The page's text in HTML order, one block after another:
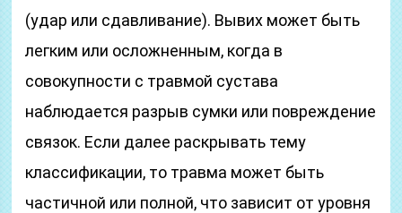
(удар или сдавливание). Вывих может быть
легким или осложненным, когда в
совокупности с травмой сустава
наблюдается разрыв сумки или повреждение
связок. Если далее раскрывать тему
классификации, то травма может быть
частичной или полной, что зависит от уровня